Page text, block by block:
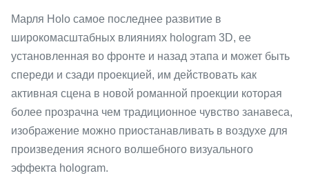
Марля Holo самое последнее развитие в
широкомасштабных влияниях hologram 3D, ее
установленная во фронте и назад этапа и может быть
спереди и сзади проекцией, им действовать как
активная сцена в новой романной проекции которая
более прозрачна чем традиционное чувство занавеса,
изображение можно приостанавливать в воздухе для
произведения ясного волшебного визуального
эффекта hologram.